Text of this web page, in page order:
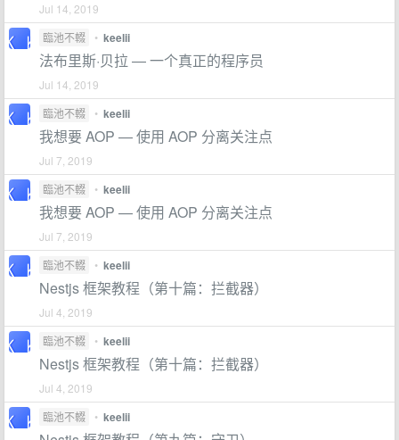
Jul 14, 2019
臨池不輟
• keelii
法布里斯·贝拉 — 一个真正的程序员
Jul 14, 2019
臨池不輟
• keelii
我想要 AOP — 使用 AOP 分离关注点
Jul 7, 2019
臨池不輟
• keelii
我想要 AOP — 使用 AOP 分离关注点
Jul 7, 2019
臨池不輟
• keelii
Nestjs 框架教程（第十篇：拦截器）
Jul 4, 2019
臨池不輟
• keelii
Nestjs 框架教程（第十篇：拦截器）
Jul 4, 2019
臨池不輟
• keelii